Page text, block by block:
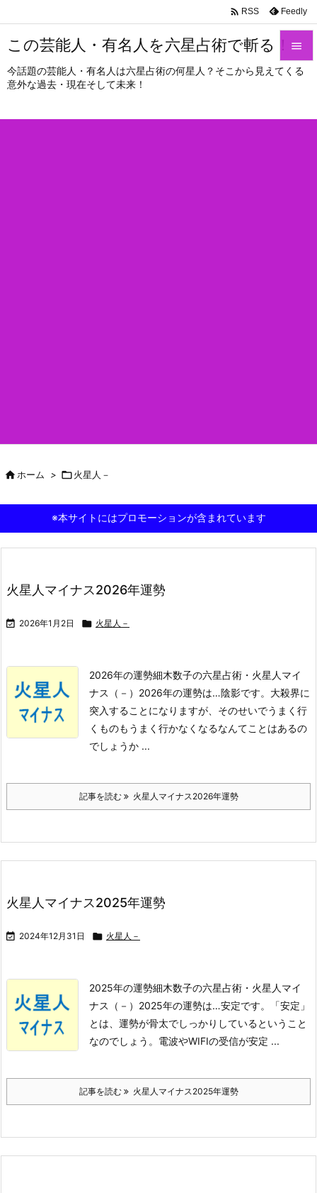
この芸能人・有名人を六星占術で斬る！
今話題の芸能人・有名人は六星占術の何星人？そこから見えてくる
意外な過去・現在そして未来！


 RSS Feedly
ホーム > 火星人－
※本サイトにはプロモーションが含まれています
火星人マイナス2026年運勢
 2026年1月2日  火星人－
2026年の運勢細木数子の六星占術・火星人マイ
ナス（－）2026年の運勢は…陰影です。 大殺界に
突入することになりますが、そのせいでうまく行
くものもうまく行かなくなるなんてことはあるの
でしょうか ...
記事を読む 火星人マイナス2026年運勢
火星人マイナス2025年運勢
 2024年12月31日  火星人－
2025年の運勢細木数子の六星占術・火星人マイ
ナス（－）2025年の運勢は…安定です。
「安定」
とは、運勢が骨太でしっかりしているということ
なのでしょう。 電波やWIFIの受信が安定 ...
記事を読む 火星人マイナス2025年運勢